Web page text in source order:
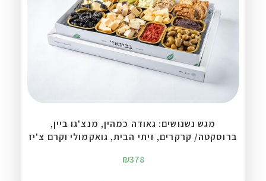
מגש נשנושים: גאודה כמהין, מנצ'גו ביין,
ברוסקטה/ קרקרים, זיתי הבית, גואקמולי וקרם צ'יז
₪378